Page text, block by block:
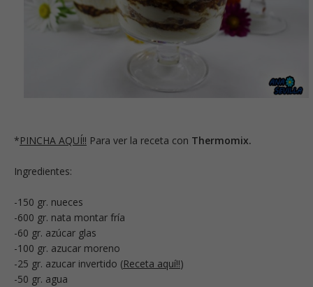
*PINCHA AQUÍ!! Para ver la receta con Thermomix.
Ingredientes:
-150 gr. nueces
-600 gr. nata montar fría
-60 gr. azúcar glas
-100 gr. azucar moreno
-25 gr. azucar invertido (Receta aquí!!)
-50 gr. agua